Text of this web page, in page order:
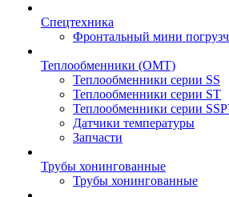
Спецтехника
Фронтальный мини
Теплообменники (OMT)
Теплообменники серии SS
Теплообменники серии ST
Теплообменники серии
Датчики температуры
Запчасти
Трубы хонингованные
Трубы хонингованные